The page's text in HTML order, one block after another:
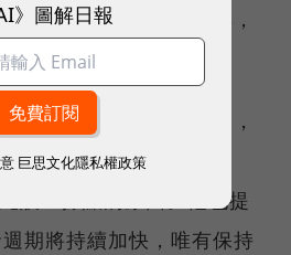
，就能在這裡找到工具，
」
有完整的半導體供應鏈，
程人才，這正是
設立據點的原因。他也提
期將持續加快，唯有保持
》圖解日報
巨思文化隱私權政策